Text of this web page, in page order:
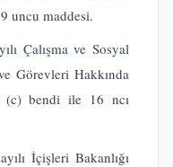
uncu maddesi.
Çalışma ve Sosyal
Görevleri Hakkında
(c) bendi ile 16 ncı
İçişleri Bakanlığı